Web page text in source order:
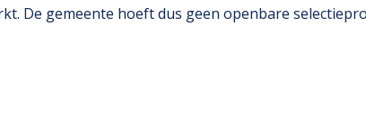
De gemeente hoeft dus geen openbare